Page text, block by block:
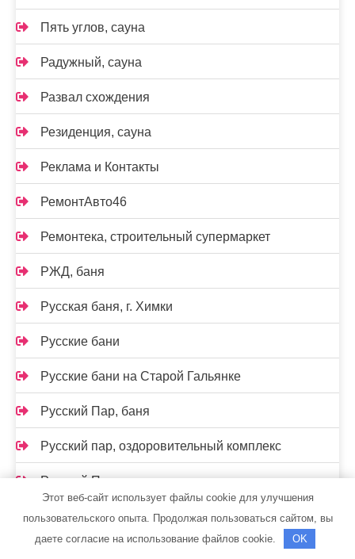
Пять углов, сауна
Радужный, сауна
Развал схождения
Резиденция, сауна
Реклама и Контакты
РемонтАвто46
Ремонтека, строительный супермаркет
РЖД, баня
Русская баня, г. Химки
Русские бани
Русские бани на Старой Гальянке
Русский Пар, баня
Русский пар, оздоровительный комплекс
Русский Пар, сауна
Русский Пар, сауна
Этот веб-сайт использует файлы cookie для улучшения
пользовательского опыта. Продолжая пользоваться сайтом, вы
даете согласие на использование файлов cookie.
OK